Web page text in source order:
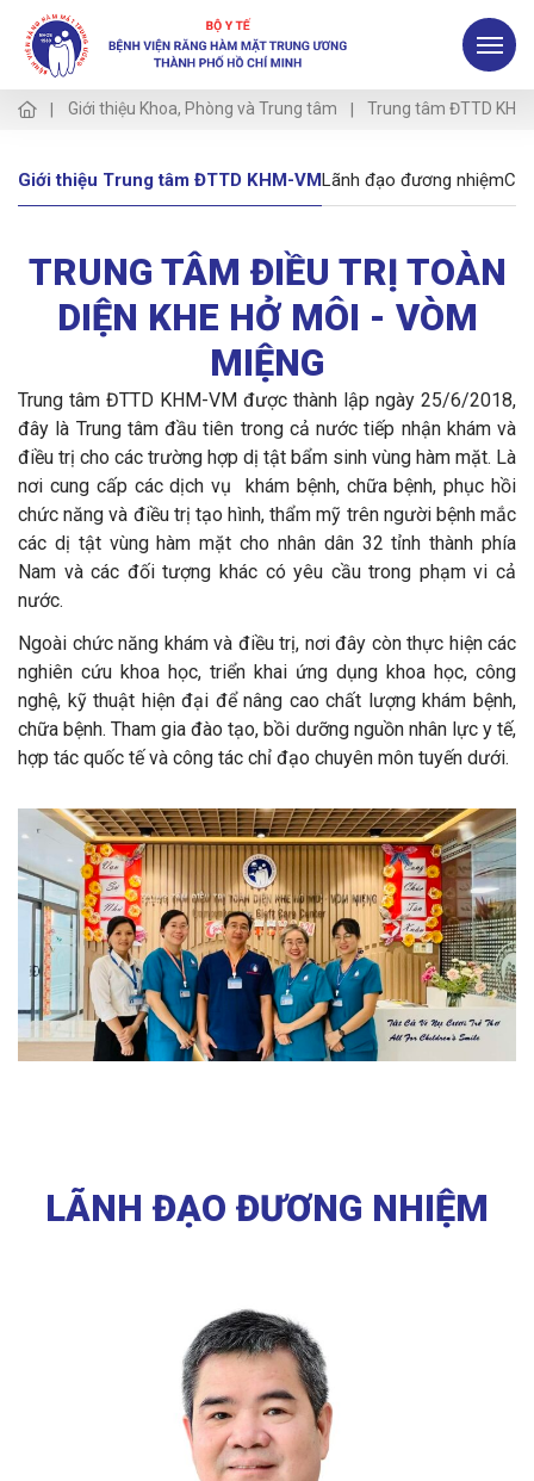
Giới thiệu Khoa, Phòng và Trung tâm Trung tâm ĐTTD
Giới thiệu Trung tâm ĐTTD KHM-VMLãnh đạo đương nhiệm
TRUNG TÂM ĐIỀU TRỊ TOÀN
DIỆN KHE HỞ MÔI - VÒM
MIỆNG
Trung tâm ĐTTD KHM-VM được thành lập ngày 25/6/2018,
đây là Trung tâm đầu tiên trong cả nước tiếp nhận khám và
điều trị cho các trường hợp dị tật bẩm sinh vùng hàm mặt. Là
nơi cung cấp các dịch vụ khám bệnh, chữa bệnh, phục hồi
chức năng và điều trị tạo hình, thẩm mỹ trên người bệnh mắc
các dị tật vùng hàm mặt cho nhân dân 32 tỉnh thành phía
Nam và các đối tượng khác có yêu cầu trong phạm vi cả
nước.
Ngoài chức năng khám và điều trị, nơi đây còn thực hiện các
nghiên cứu khoa học, triển khai ứng dụng khoa học, công
nghệ, kỹ thuật hiện đại để nâng cao chất lượng khám bệnh,
chữa bệnh. Tham gia đào tạo, bồi dưỡng nguồn nhân lực y tế,
hợp tác quốc tế và công tác chỉ đạo chuyên môn tuyến dưới.
LÃNH ĐẠO ĐƯƠNG NHIỆM